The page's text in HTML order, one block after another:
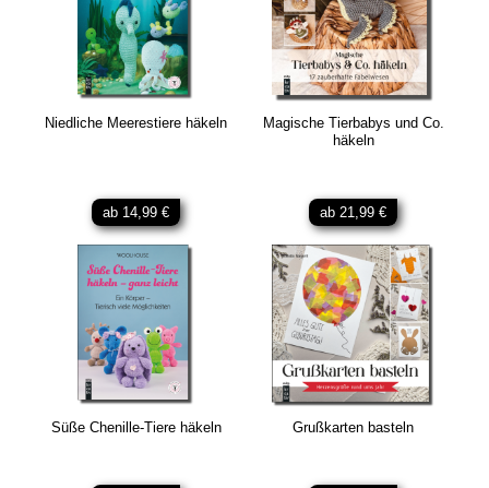
Niedliche Meerestiere häkeln
ab 14,99 €
Magische Tierbabys und Co.
häkeln
ab 21,99 €
Süße Chenille-Tiere häkeln Grußkarten basteln